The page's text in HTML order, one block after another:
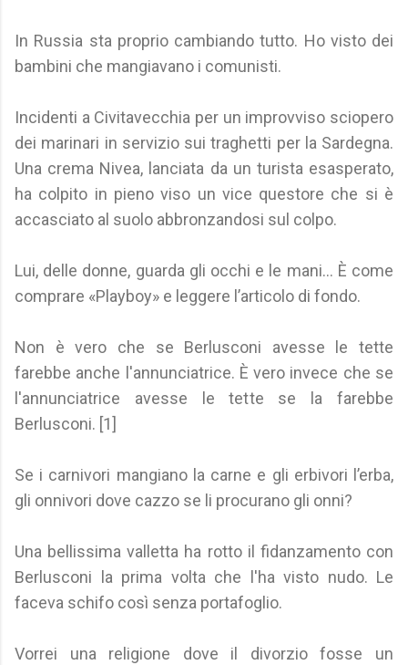
In Russia sta proprio cambiando tutto. Ho visto dei
bambini che mangiavano i comunisti.
Incidenti a Civitavecchia per un improvviso sciopero
dei marinari in servizio sui traghetti per la Sardegna.
Una crema Nivea, lanciata da un turista esasperato,
ha colpito in pieno viso un vice questore che si è
accasciato al suolo abbronzandosi sul colpo.
Lui, delle donne, guarda gli occhi e le mani... È come
comprare «Playboy» e leggere l’articolo di fondo.
Non è vero che se Berlusconi avesse le tette
farebbe anche l'annunciatrice. È vero invece che se
l'annunciatrice avesse le tette se la farebbe
Berlusconi. [1]
Se i carnivori mangiano la carne e gli erbivori l’erba,
gli onnivori dove cazzo se li procurano gli onni?
Una bellissima valletta ha rotto il fidanzamento con
Berlusconi la prima volta che l'ha visto nudo. Le
faceva schifo così senza portafoglio.
Vorrei una religione dove il divorzio fosse un